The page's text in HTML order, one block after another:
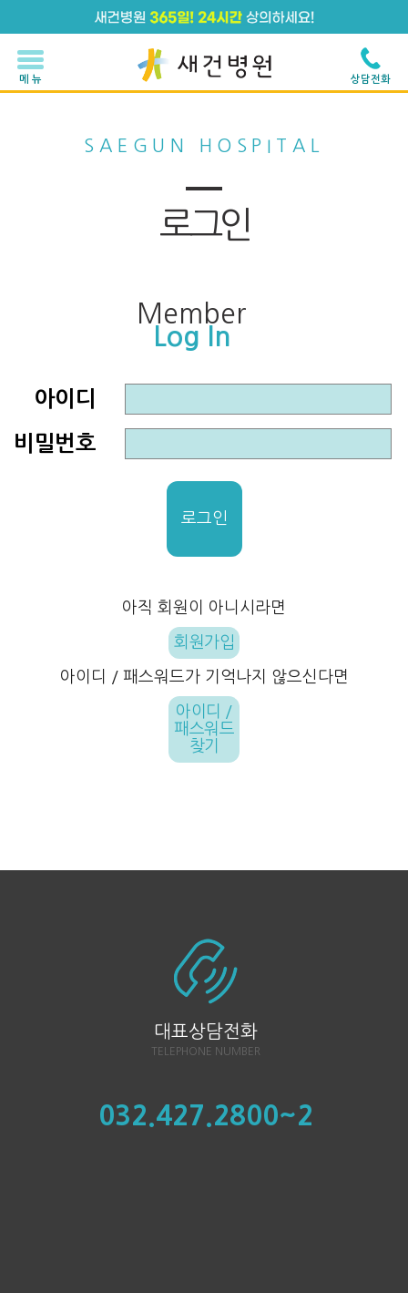
메 뉴 상담전화
SAEGUN HOSPITAL
로그인
Member
Log In
아이디
비밀번호
로그인
아직 회원이 아니시라면
회원가입
아이디 / 패스워드가 기억나지 않으신다면
아이디 /
패스워드
찾기
대표상담전화
TELEPHONE NUMBER
032.427.2800~2